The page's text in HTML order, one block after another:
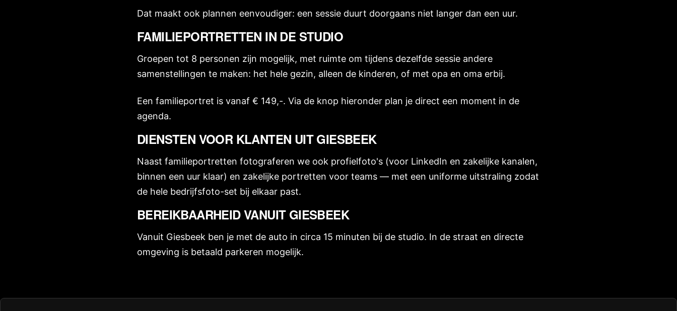
Dat maakt ook plannen eenvoudiger: een sessie duurt doorgaans niet langer dan een uur.
FAMILIEPORTRETTEN IN DE STUDIO
Groepen tot 8 personen zijn mogelijk, met ruimte om tijdens dezelfde sessie andere
samenstellingen te maken: het hele gezin, alleen de kinderen, of met opa en oma erbij.
Een familieportret is vanaf € 149,-. Via de knop hieronder plan je direct een moment in de
agenda.
DIENSTEN VOOR KLANTEN UIT GIESBEEK
Naast familieportretten fotograferen we ook profielfoto's (voor LinkedIn en zakelijke kanalen,
binnen een uur klaar) en zakelijke portretten voor teams — met een uniforme uitstraling zodat
de hele bedrijfsfoto-set bij elkaar past.
BEREIKBAARHEID VANUIT GIESBEEK
Vanuit Giesbeek ben je met de auto in circa 15 minuten bij de studio. In de straat en directe
omgeving is betaald parkeren mogelijk.